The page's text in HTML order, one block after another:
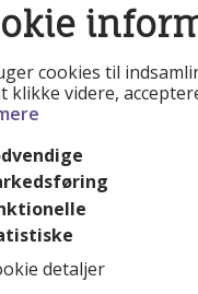
cookies til
klikke videre,
detaljer